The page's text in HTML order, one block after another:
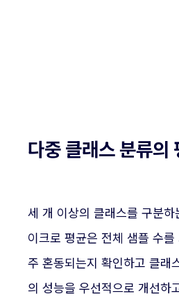
다중 클래스 분류의
세 개 이상의 클래스를 구분
이크로 평균은 전체 샘플 수
주 혼동되는지 확인하고 클래
의 성능을 우선적으로 개선하